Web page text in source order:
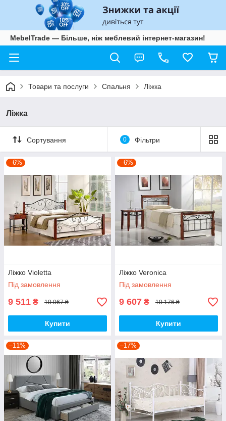
MebelTrade — Більше, ніж меблевий інтернет-магазин!
Товари та послуги Спальня Ліжка
Ліжка
Сортування 0 Фільтри
–6%
Ліжко Violetta
Під замовлення
9 511 ₴ 10 067 ₴
Купити
–6%
Ліжко Veronica
Під замовлення
9 607 ₴ 10 176 ₴
Купити
–11% –17%